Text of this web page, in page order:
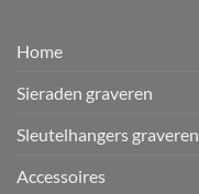
Home
Sieraden graveren
Sleutelhangers graveren
Accessoires